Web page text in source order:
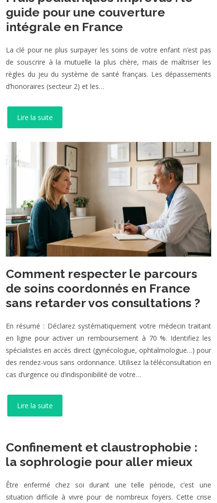
guide pour une couverture
intégrale en France
La clé pour ne plus surpayer les soins de votre enfant n’est pas
de souscrire à la mutuelle la plus chère, mais de maîtriser les
règles du jeu du système de santé français. Les dépassements
d’honoraires (secteur 2) et les…
Lire la suite
Comment respecter le parcours
de soins coordonnés en France
sans retarder vos consultations ?
En résumé : Déclarez systématiquement votre médecin traitant
en ligne pour activer un remboursement à 70 %. Identifiez les
spécialistes en accès direct (gynécologue, ophtalmologue…) pour
des rendez-vous sans ordonnance. Utilisez la téléconsultation en
cas d’urgence ou d’indisponibilité de votre…
Lire la suite
Confinement et claustrophobie :
la sophrologie pour aller mieux
Être enfermé chez soi durant une telle période, c’est une
situation difficile à vivre pour de nombreux foyers. Cette crise